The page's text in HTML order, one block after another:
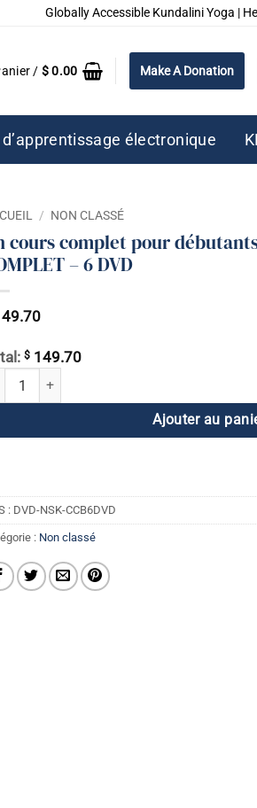
Globally Accessible Kundalini Yoga |
/ $0.00 Make A Donation
électronique
/ NON CLASSÉ
cours complet pour débutants
– 6 DVD
$ 149.70
de Un cours complet pour débutants -
Ajouter au
: DVD-NSK-CCB6DVD
: Non classé